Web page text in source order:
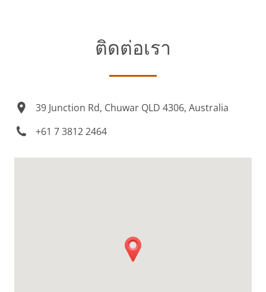
ติดต่อเรา
39 Junction Rd, Chuwar QLD 4306, Australia
+61 7 3812 2464